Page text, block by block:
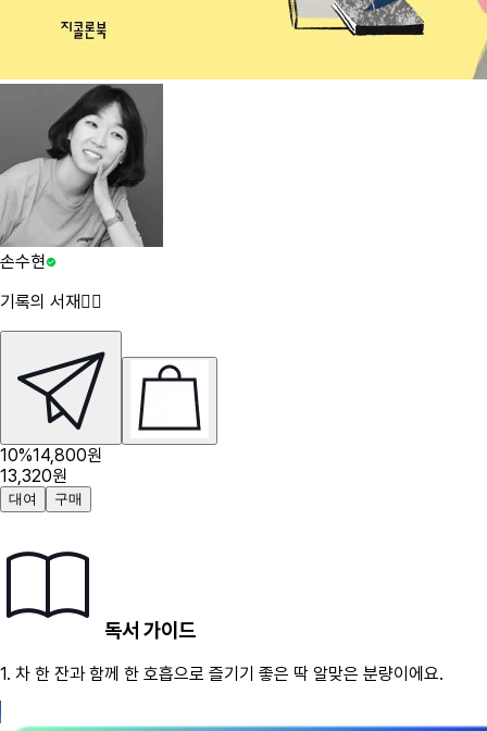
손수현
기록의 서재✍🏻
10%14,800원
13,320원
대여 구매
독서 가이드
1. 차 한 잔과 함께 한 호흡으로 즐기기 좋은 딱 알맞은 분량이에요.